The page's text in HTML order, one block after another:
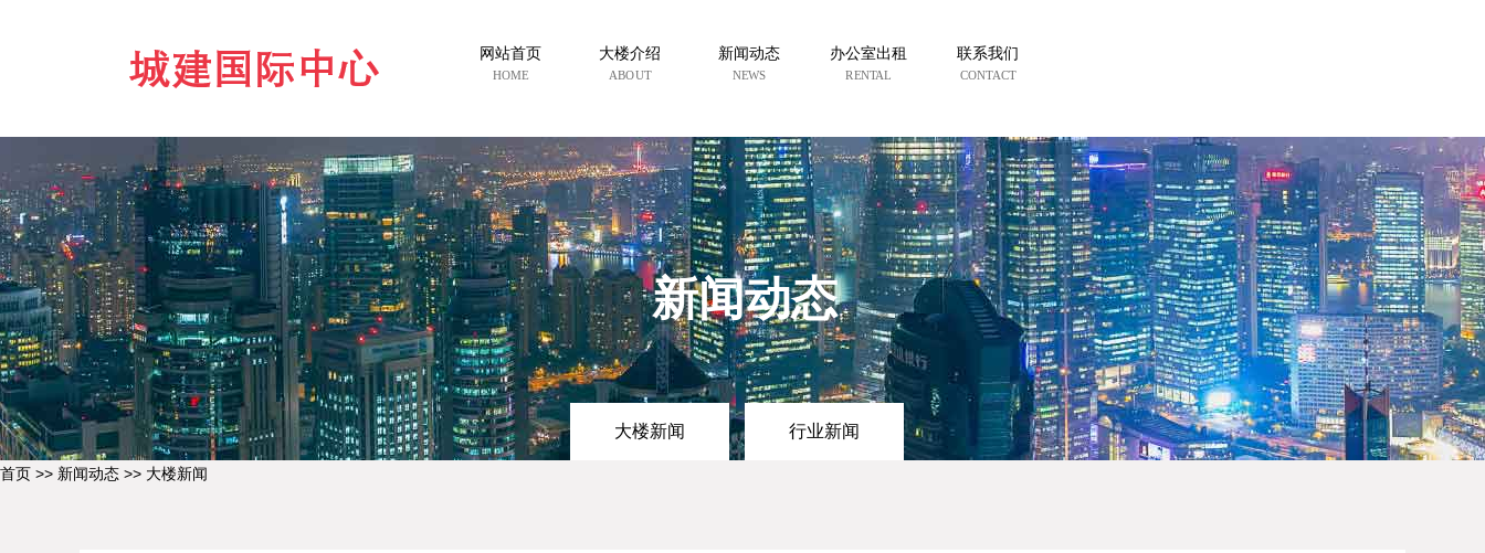
网站首页
HOME
大楼介绍
ABOUT
新闻动态
NEWS
办公室出租
RENTAL
联系我们
CONTACT
新闻动态
首页 >> 新闻动态 >> 大楼新闻
大楼新闻 行业新闻